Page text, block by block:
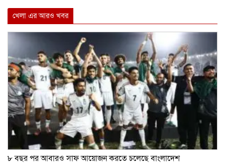
খেলা এর আরও খবর
৮ বছর পর আবারও সাফ আয়োজন করতে চলেছে বাংলাদেশ